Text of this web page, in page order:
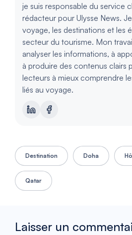
je suis responsable du service
rédacteur pour Ulysse News.
voyage, les destinations et les
secteur du tourisme. Mon
analyser les informations, à
à produire des contenus clairs
lecteurs à mieux comprendre
liés au voyage.
Destination Doha
Qatar
Laisser un